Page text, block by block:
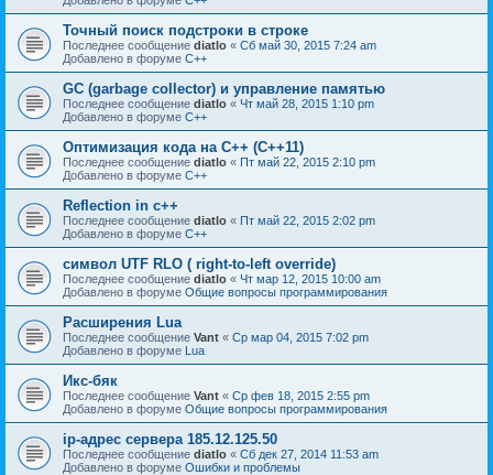
Точный поиск подстроки в строке
Последнее сообщение diatlo « Сб май 30, 2015 7:24 am
Добавлено в форуме C++
GC (garbage collector) и управление памятью
Последнее сообщение diatlo « Чт май 28, 2015 1:10 pm
Добавлено в форуме C++
Оптимизация кода на C++ (C++11)
Последнее сообщение diatlo « Пт май 22, 2015 2:10 pm
Добавлено в форуме C++
Reflection in с++
Последнее сообщение diatlo « Пт май 22, 2015 2:02 pm
Добавлено в форуме C++
символ UTF RLO ( right-to-left override)
Последнее сообщение diatlo « Чт мар 12, 2015 10:00 am
Добавлено в форуме Общие вопросы программирования
Расширения Lua
Последнее сообщение Vant « Ср мар 04, 2015 7:02 pm
Добавлено в форуме Lua
Икс-бяк
Последнее сообщение Vant « Ср фев 18, 2015 2:55 pm
Добавлено в форуме Общие вопросы программирования
ip-адрес сервера 185.12.125.50
Последнее сообщение diatlo « Сб дек 27, 2014 11:53 am
Добавлено в форуме Ошибки и проблемы